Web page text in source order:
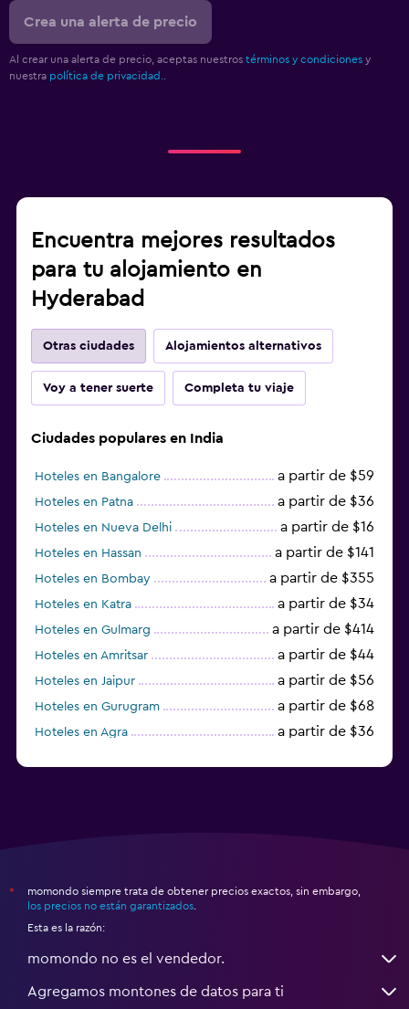
Crea una alerta de precio
Al crear una alerta de precio, aceptas nuestros términos y condiciones y
nuestra política de privacidad.
Encuentra mejores resultados
para tu alojamiento en
Hyderabad
Otras ciudades Alojamientos alternativos
Voy a tener suerte Completa tu viaje
Ciudades populares en India
Hoteles en Bangalore a partir de $59
Hoteles en Patna a partir de $36
Hoteles en Nueva Delhi a partir de $16
Hoteles en Hassan a partir de $141
Hoteles en Bombay a partir de $355
Hoteles en Katra a partir de $34
Hoteles en Gulmarg a partir de $414
Hoteles en Amritsar a partir de $44
Hoteles en Jaipur a partir de $56
Hoteles en Gurugram a partir de $68
Hoteles en Agra a partir de $36
*
momondo siempre trata de obtener precios exactos, sin embargo,
los precios no están garantizados
Esta es la razón:
momondo no es el vendedor.
Agregamos montones de datos para ti